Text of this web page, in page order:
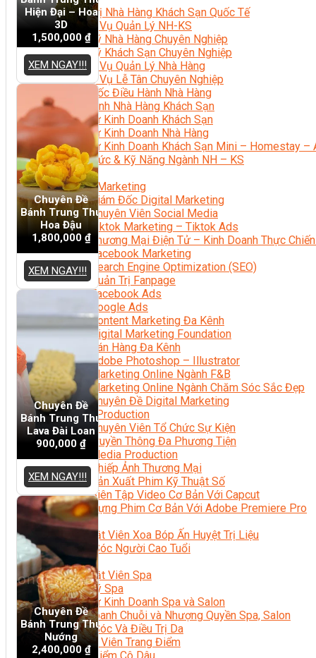
Quản Trị Nhà Hàng Khách Sạn Quốc Tế
Nghiệp Vụ Quản Lý NH-KS
Quản Lý Nhà Hàng Chuyên Nghiệp
Quản Lý Khách Sạn Chuyên Nghiệp
Nghiệp Vụ Quản Lý Nhà Hàng
Nghiệp Vụ Lễ Tân Chuyên Nghiệp
Giám Đốc Điều Hành Nhà Hàng
Tiếng Anh Nhà Hàng Khách Sạn
Khởi Sự Kinh Doanh Khách Sạn
Khởi Sự Kinh Doanh Nhà Hàng
Khởi Sự Kinh Doanh Khách Sạn Mini – Homestay –
Kiến Thức & Kỹ Năng Ngành NH – KS
Marketing
Digital Marketing
Giám Đốc Digital Marketing
Chuyên Viên Social Media
Tiktok Marketing – Tiktok Ads
Thương Mại Điện Tử – Kinh Doanh Thực
Facebook Marketing
Search Engine Optimization (SEO)
Quản Trị Fanpage
Facebook Ads
Google Ads
Content Marketing Đa Kênh
Digital Marketing Foundation
Bán Hàng Đa Kênh
Adobe Photoshop – Illustrator
Marketing Online Ngành F&B
Marketing Online Ngành Chăm Sóc Sắc Đẹp
Chuyên Đề Digital Marketing
Media Production
Chuyên Viên Tổ Chức Sự Kiện
Truyền Thông Đa Phương Tiện
Media Production
Nhiếp Ảnh Thương Mại
Sản Xuất Phim Kỹ Thuật Số
Biên Tập Video Cơ Bản Với Capcut
Dựng Phim Cơ Bản Với Adobe Premiere Pro
Sức Khỏe
Kỹ Thuật Viên Xoa Bóp Ấn Huyệt Trị Liệu
Chăm Sóc Người Cao Tuổi
Sắc Đẹp
Kỹ Thuật Viên Spa
Quản Lý Spa
Khởi Sự Kinh Doanh Spa và Salon
Kinh Doanh Chuỗi và Nhượng Quyền Spa, Salon
Chăm Sóc Và Điều Trị Da
Chuyên Viên Trang Điểm
Hiện Đại – Hoa
3D
1,500,000 ₫
XEM NGAY!!!
Chuyên Đề
Bánh Trung Thu
Hoa Đậu
1,800,000 ₫
XEM NGAY!!!
Chuyên Đề
Bánh Trung Thu
Lava Đài Loan
900,000 ₫
XEM NGAY!!!
Chuyên Đề
Bánh Trung Thu
Nướng
2,400,000 ₫